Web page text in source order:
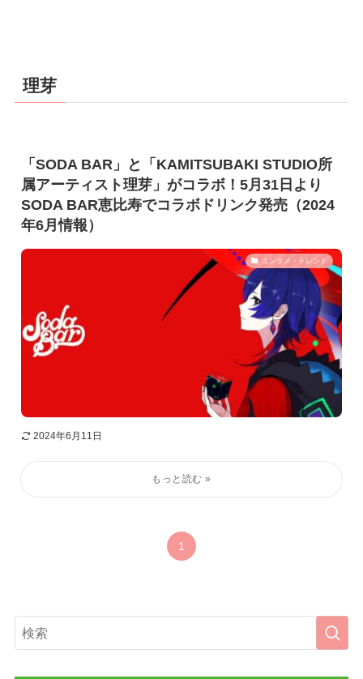
理芽
「SODA BAR」と「KAMITSUBAKI STUDIO所
属アーティスト理芽」がコラボ！5月31日より
SODA BAR恵比寿でコラボドリンク発売（2024
年6月情報）
エンタメ・トレンド
2024年6月11日
1